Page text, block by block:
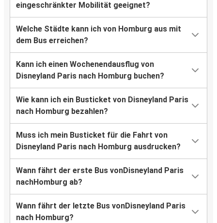
eingeschränkter Mobilität geeignet?
Welche Städte kann ich von Homburg aus mit
dem Bus erreichen?
Kann ich einen Wochenendausflug von
Disneyland Paris nach Homburg buchen?
Wie kann ich ein Busticket von Disneyland Paris
nach Homburg bezahlen?
Muss ich mein Busticket für die Fahrt von
Disneyland Paris nach Homburg ausdrucken?
Wann fährt der erste Bus vonDisneyland Paris
nachHomburg ab?
Wann fährt der letzte Bus vonDisneyland Paris
nach Homburg?